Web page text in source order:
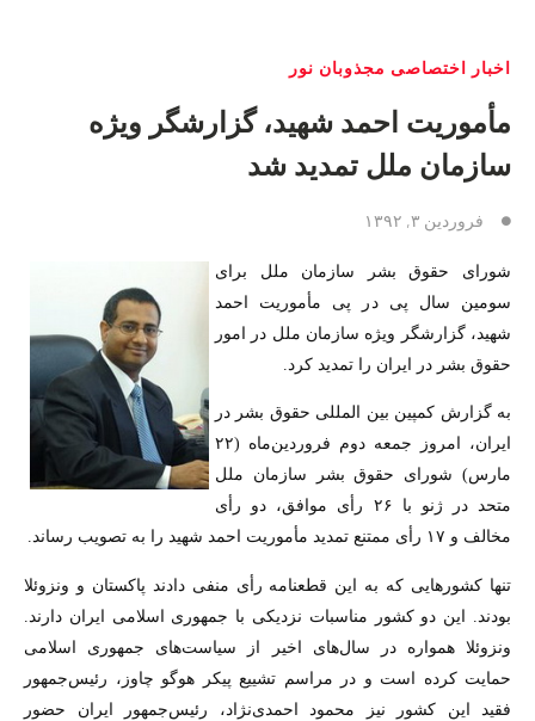
اخبار اختصاصی مجذوبان نور
مأموريت احمد شهيد، گزارشگر ويژه
سازمان ملل تمديد شد
فروردین ۳, ۱۳۹۲
شورای حقوق بشر سازمان ملل برای
سومين سال پی در پی مأموريت احمد
شهيد، گزارشگر ويژه سازمان ملل در امور
حقوق بشر در ايران را تمديد کرد.
به گزارش کمپين بين المللی حقوق بشر در
ايران، امروز جمعه دوم فروردين‌ماه (۲۲
مارس) شورای حقوق بشر سازمان ملل
متحد در ژنو با ۲۶ رأی موافق، دو رأی
مخالف و ۱۷ رأی ممتنع تمديد مأموريت احمد شهيد را به تصويب رساند.
تنها کشورهايی که به اين قطعنامه رأی منفی دادند پاکستان و ونزوئلا
بودند. اين دو کشور مناسبات نزديکی با جمهوری اسلامی ايران دارند.
ونزوئلا همواره در سال‌های اخير از سياست‌های جمهوری اسلامی
حمايت کرده است و در مراسم تشييع پيکر هوگو چاوز، رئيس‌جمهور
فقيد اين کشور نيز محمود احمدی‌نژاد، رئيس‌جمهور ايران حضور